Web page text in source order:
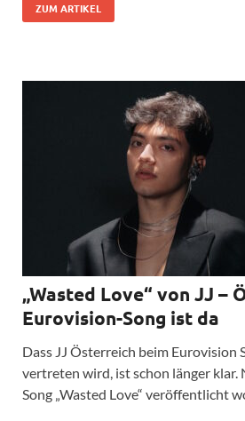
ZUM ARTIKEL
„Wasted Love“ von JJ –
Eurovision-Song ist da
Dass JJ Österreich beim Eurovision
vertreten wird, ist schon länger klar.
Song „Wasted Love“ veröffentlicht